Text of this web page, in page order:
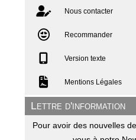
Nous contacter
Recommander
Version texte
Mentions Légales
Lettre d'information
Pour avoir des nouvelles